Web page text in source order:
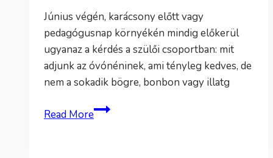
Június végén, karácsony előtt vagy
pedagógusnap környékén mindig előkerül
ugyanaz a kérdés a szülői csoportban: mit
adjunk az óvónéninek, ami tényleg kedves, de
nem a sokadik bögre, bonbon vagy illatg
Read MoreKöszönő